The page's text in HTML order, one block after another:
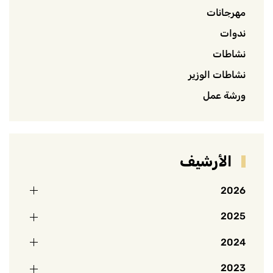
مهرجانات
ندوات
نشاطات
نشاطات الوزير
ورشة عمل
الأرشيف
2026
2025
2024
2023